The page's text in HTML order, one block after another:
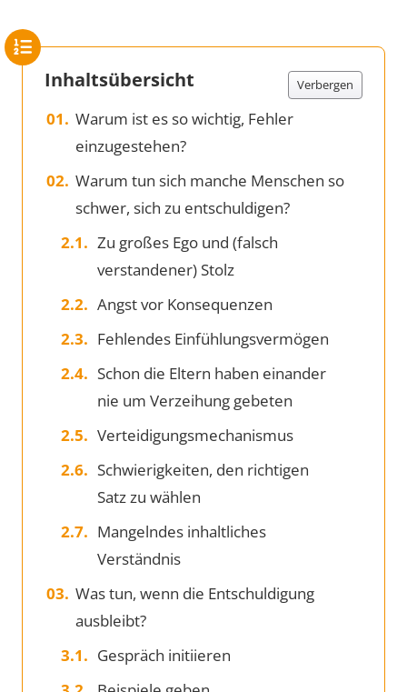
Inhaltsübersicht Verbergen
Warum ist es so wichtig, Fehler
einzugestehen?
Warum tun sich manche Menschen so
schwer, sich zu entschuldigen?
Zu großes Ego und (falsch
verstandener) Stolz
Angst vor Konsequenzen
Fehlendes Einfühlungsvermögen
Schon die Eltern haben einander
nie um Verzeihung gebeten
Verteidigungsmechanismus
Schwierigkeiten, den richtigen
Satz zu wählen
Mangelndes inhaltliches
Verständnis
Was tun, wenn die Entschuldigung
ausbleibt?
Gespräch initiieren